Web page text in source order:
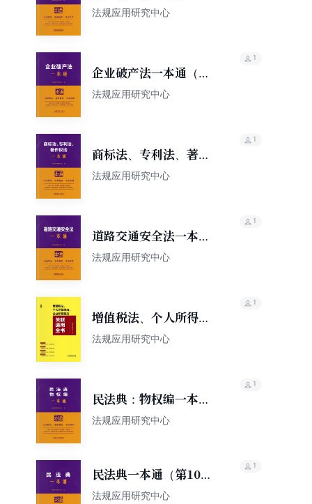
版）
法规应用研究中心
企业破产法一本通（第
10版）
法规应用研究中心
1
商标法、专利法、著作
权法一本通（第10版）
法规应用研究中心
1
道路交通安全法一本通
（第10版）
法规应用研究中心
1
增值税法、个人所得税
法、企业所得税法关联
法规应用研究中心
1
民法典：物权编一本通
（第10版）
法规应用研究中心
1
民法典一本通（第10
版）
法规应用研究中心
1